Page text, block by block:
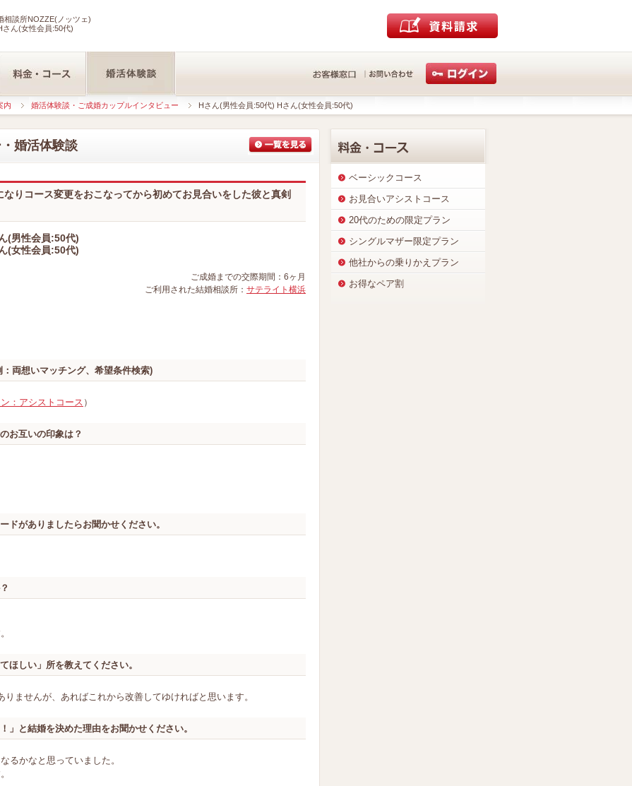
相談所NOZZE(ノッツェ)
さん(女性会員:50代)
内 婚活体験談・ご成婚カップルインタビュー Hさん(男性会員:50代) Hさん(女性会員:50代)
婚活体験談
りコース変更をおこなってから初めてお見合いをした彼と真剣
(男性会員:50代)
(女性会員:50代)
ご成婚までの交際期間：6ヶ月
ご利用された結婚相談所： サテライト横浜
両想いマッチング、希望条件検索)
：アシストコース）
お互いの印象は？
ドがありましたらお聞かせください。
ほしい」所を教えてください。
ませんが、あればこれから改善してゆければと思います。
」と結婚を決めた理由をお聞かせください。
るかなと思っていました。
ベーシックコース
お見合いアシストコース
20代のための限定プラン
シングルマザー限定プラン
他社からの乗りかえプラン
お得なペア割